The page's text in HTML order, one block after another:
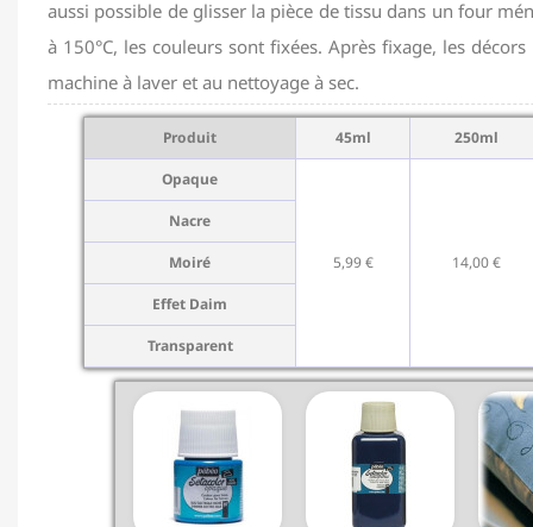
aussi possible de glisser la pièce de tissu dans un four
à 150°C, les couleurs sont fixées. Après fixage, les
machine à laver et au nettoyage à sec.
Produit 45ml 250ml
Opaque
5,99 € 14,00 €
Nacre
Moiré
Effet Daim
Transparent